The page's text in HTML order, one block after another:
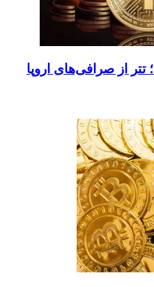
تتر از صرافی‌های اروپا